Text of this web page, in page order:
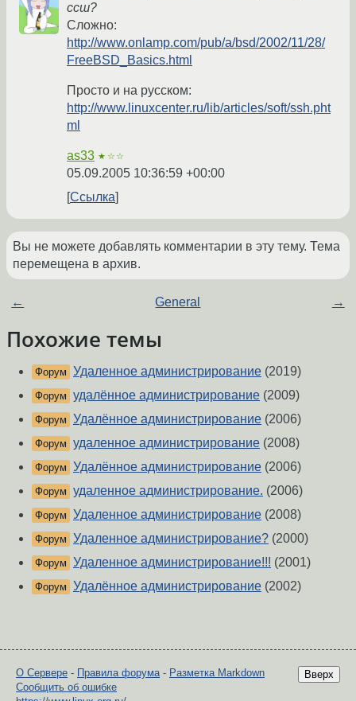
ссш?
Сложно:
http://www.onlamp.com/pub/a/bsd/2002/11/28/
FreeBSD_Basics.html
Просто и на русском:
http://www.linuxcenter.ru/lib/articles/soft/ssh.pht
ml
as33 ★☆☆
05.09.2005 10:36:59 +00:00
Ссылка
Вы не можете добавлять комментарии в эту тему. Тема
перемещена в архив.
← General →
Похожие темы
Форум Удаленное администрирование (2019)
Форум удалённое администрирование (2009)
Форум Удалённое администрирование (2006)
Форум удаленное администрирование (2008)
Форум Удалённое администрирование (2006)
Форум удаленное администрирование. (2006)
Форум Удаленное администрирование (2008)
Форум Удаленное администрирование? (2000)
Форум Удаленное администрирование!!! (2001)
Форум Удалённое администрирование (2002)
Вверх
О Сервере - Правила форума- Разметка Markdown
Сообщить об ошибке